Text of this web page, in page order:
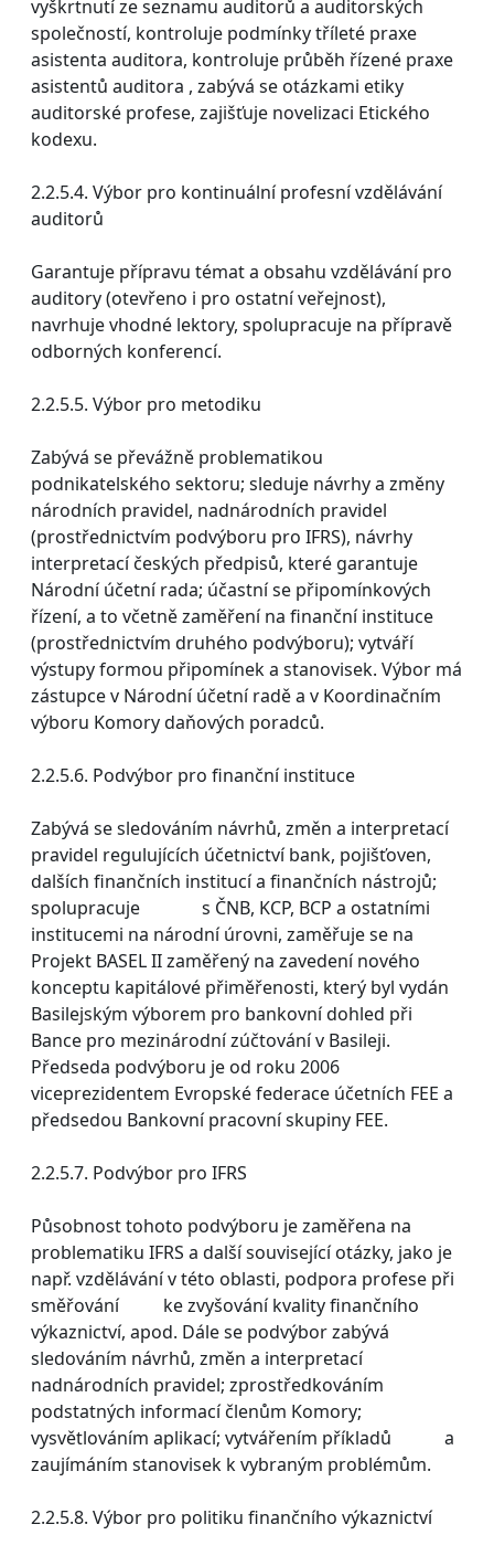
vyškrtnutí ze seznamu auditorů a auditorských
společností, kontroluje podmínky tříleté praxe
asistenta auditora, kontroluje průběh řízené praxe
asistentů auditora , zabývá se otázkami etiky
auditorské profese, zajišťuje novelizaci Etického
kodexu.
2.2.5.4. Výbor pro kontinuální profesní vzdělávání
auditorů
Garantuje přípravu témat a obsahu vzdělávání pro
auditory (otevřeno i pro ostatní veřejnost),
navrhuje vhodné lektory, spolupracuje na přípravě
odborných konferencí.
2.2.5.5. Výbor pro metodiku
Zabývá se převážně problematikou
podnikatelského sektoru; sleduje návrhy a změny
národních pravidel, nadnárodních pravidel
(prostřednictvím podvýboru pro IFRS), návrhy
interpretací českých předpisů, které garantuje
Národní účetní rada; účastní se připomínkových
řízení, a to včetně zaměření na finanční instituce
(prostřednictvím druhého podvýboru); vytváří
výstupy formou připomínek a stanovisek. Výbor má
zástupce v Národní účetní radě a v Koordinačním
výboru Komory daňových poradců.
2.2.5.6. Podvýbor pro finanční instituce
Zabývá se sledováním návrhů, změn a interpretací
pravidel regulujících účetnictví bank, pojišťoven,
dalších finančních institucí a finančních nástrojů;
spolupracuje s ČNB, KCP, BCP a ostatními
institucemi na národní úrovni, zaměřuje se na
Projekt BASEL II zaměřený na zavedení nového
konceptu kapitálové přiměřenosti, který byl vydán
Basilejským výborem pro bankovní dohled při
Bance pro mezinárodní zúčtování v Basileji.
Předseda podvýboru je od roku 2006
viceprezidentem Evropské federace účetních FEE a
předsedou Bankovní pracovní skupiny FEE.
2.2.5.7. Podvýbor pro IFRS
Působnost tohoto podvýboru je zaměřena na
problematiku IFRS a další související otázky, jako je
např. vzdělávání v této oblasti, podpora profese při
směřování ke zvyšování kvality finančního
výkaznictví, apod. Dále se podvýbor zabývá
sledováním návrhů, změn a interpretací
nadnárodních pravidel; zprostředkováním
podstatných informací členům Komory;
vysvětlováním aplikací; vytvářením příkladů a
zaujímáním stanovisek k vybraným problémům.
2.2.5.8. Výbor pro politiku finančního výkaznictví